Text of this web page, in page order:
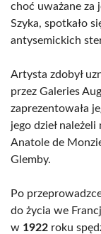
choć uważane za
Szyka, spotkało
antysemickich
Artysta zdobył
przez Galeries
zaprezentowała
jego dzieł
Anatole de
Glemby.
Po
do życia we
w 1922 roku